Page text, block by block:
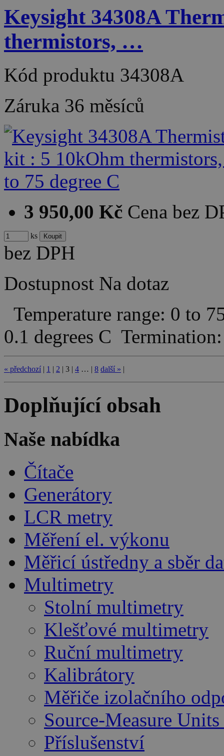
Keysight 34308A
thermistors, …
Kód produktu 34308A
Záruka 36 měsíců
3 950,00 Kč Cena bez
ks
bez DPH
Dostupnost Na dotaz
Temperature range: 0 to
0.1 degrees C
« předchozí | 1 | 2 | 3 | 4 … | 8 další » |
Doplňující obsah
Naše nabídka
Čítače
Generátory
LCR metry
Měření el. výkonu
Měřicí ústředny a sběr
Multimetry
Stolní multimetry
Klešťové multimetry
Ruční multimetry
Kalibrátory
Měřiče izolačního
Source-Measure
Příslušenství